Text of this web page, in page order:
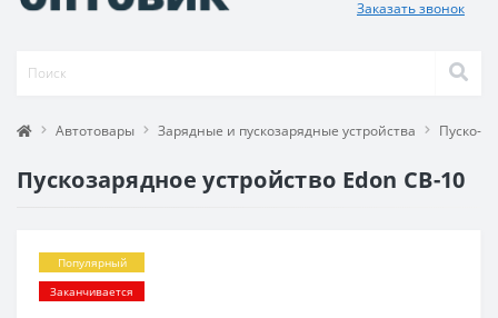
Заказать звонок
Автотовары Зарядные и пускозарядные устройства Пуско-
Пускозарядное устройство Edon CB-10
Популярный
Заканчивается